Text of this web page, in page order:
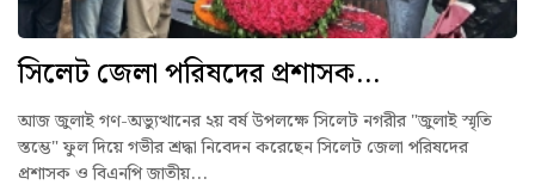
সিলেট জেলা পরিষদের প্রশাসক...
আজ জুলাই গণ-অভ্যুত্থানের ২য় বর্ষ উপলক্ষে সিলেট নগরীর "জুলাই স্মৃতি
স্তম্ভে" ফুল দিয়ে গভীর শ্রদ্ধা নিবেদন করেছেন সিলেট জেলা পরিষদের
প্রশাসক ও বিএনপি জাতীয়...